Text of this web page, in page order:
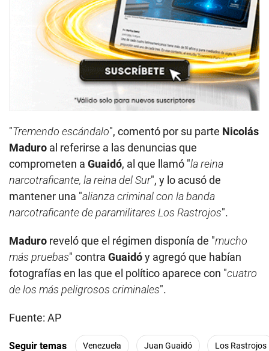
"Tremendo escándalo", comentó por su parte Nicolás
Maduro al referirse a las denuncias que
comprometen a Guaidó, al que llamó "la reina
narcotraficante, la reina del Sur", y lo acusó de
mantener una "alianza criminal con la banda
narcotraficante de paramilitares Los Rastrojos".
Maduro reveló que el régimen disponía de "mucho
más pruebas" contra Guaidóy agregó que habían
fotografías en las que el político aparece con "cuatro
de los más peligrosos criminales".
Fuente: AP
Seguir temas Venezuela Juan Guaidó Los Rastrojos